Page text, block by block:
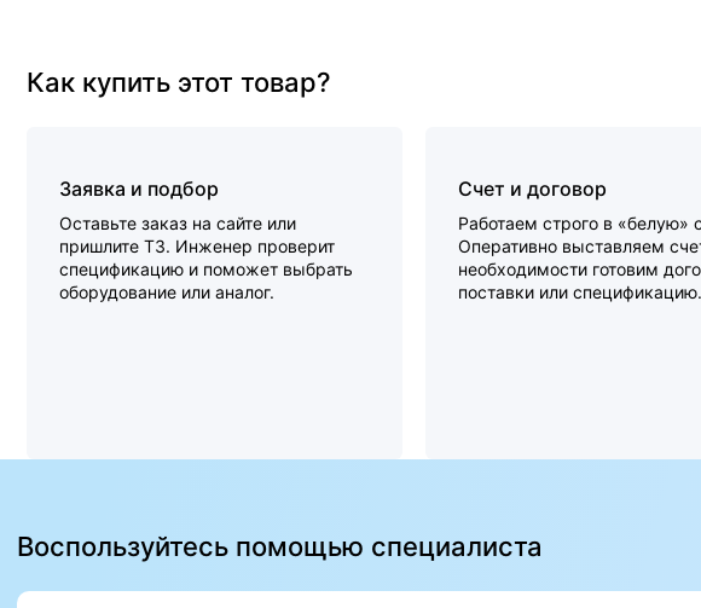
Как купить этот товар?
Заявка и подбор
Оставьте заказ на сайте или
пришлите ТЗ. Инженер проверит
спецификацию и поможет выбрать
оборудование или аналог.
Счет и договор
Работаем строго в «белую»
Оперативно выставляем
необходимости готовим
поставки или спецификацию.
Воспользуйтесь помощью специалиста